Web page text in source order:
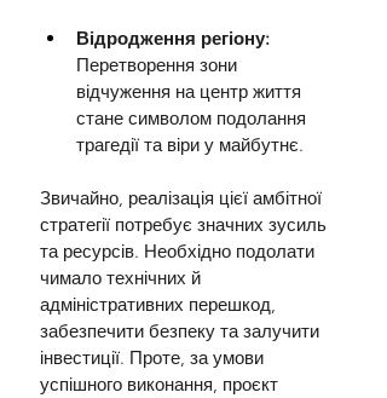
Відродження регіону:
Перетворення зони
відчуження на центр життя
стане символом подолання
трагедії та віри у майбутнє.
Звичайно, реалізація цієї амбітної
стратегії потребує значних зусиль
та ресурсів. Необхідно подолати
чимало технічних й
адміністративних перешкод,
забезпечити безпеку та залучити
інвестиції. Проте, за умови
успішного виконання, проєкт